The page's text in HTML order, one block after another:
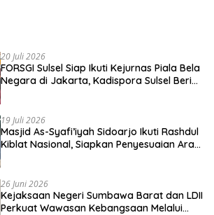
20 Juli 2026
FORSGI Sulsel Siap Ikuti Kejurnas Piala Bela
Negara di Jakarta, Kadispora Sulsel Beri
19 Juli 2026
Masjid As-Syafi’iyah Sidoarjo Ikuti Rashdul
Kiblat Nasional, Siapkan Penyesuaian Arah
26 Juni 2026
Kejaksaan Negeri Sumbawa Barat dan LDII
Perkuat Wawasan Kebangsaan Melalui